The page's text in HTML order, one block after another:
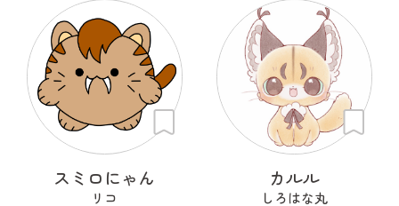
スミロにゃん
リコ
カルル
しろはな丸